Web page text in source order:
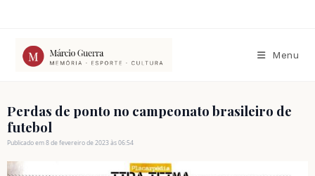
conteúdo
Menu
Perdas de ponto no campeonato brasileiro de
futebol
Publicado em 8 de fevereiro de 2023 às 06:54